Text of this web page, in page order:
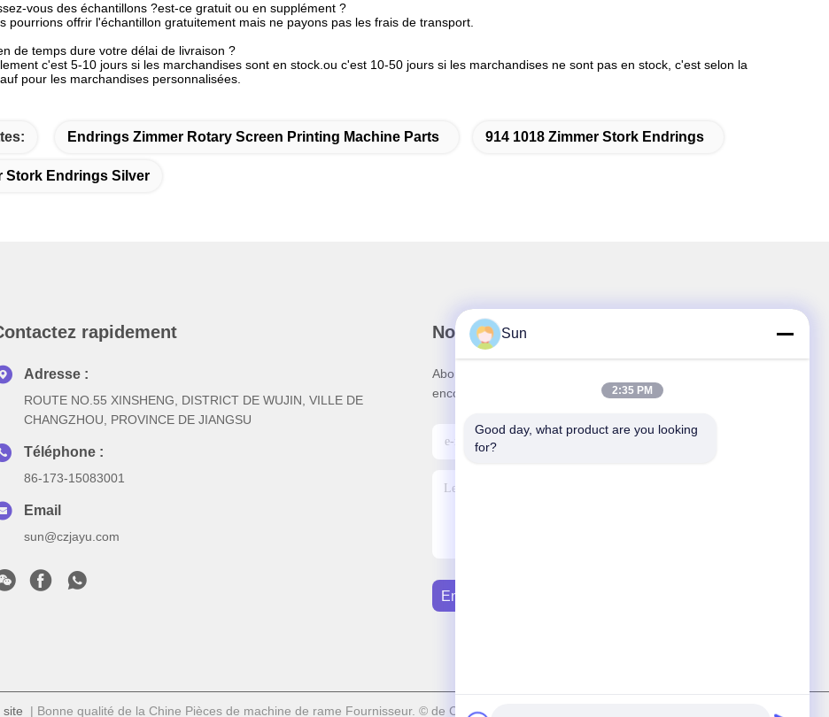
vous des échantillons ?est-ce gratuit ou en supplément ?
pourrions offrir l'échantillon gratuitement mais ne payons pas les frais de transport.
de temps dure votre délai de livraison ?
c'est 5-10 jours si les marchandises sont en stock.ou c'est 10-50 jours si les marchandises ne sont pas en stock, c'est selon la
pour les marchandises personnalisées.
Endrings Zimmer Rotary Screen Printing Machine Parts 914 1018 Zimmer Stork Endrings
Stork Endrings Silver
rapidement
Adresse :
ROUTE NO.55 XINSHENG, DISTRICT DE WUJIN, VILLE DE
CHANGZHOU, PROVINCE DE JIANGSU
Téléphone :
86-173-15083001
Email
sun@czjayu.com
Notre newsletter
Abonnez-vous à notre newsletter pour des réductions et plus
encore.
Envoyer Un E-Mail
site | Bonne qualité de la Chine Pièces de machine de rame Fournisseur. © de Copyright 2022-2026 Changzhou Jayu International Trade Co.,
Sun
2:35 PM
Good day, what product are you looking
for?